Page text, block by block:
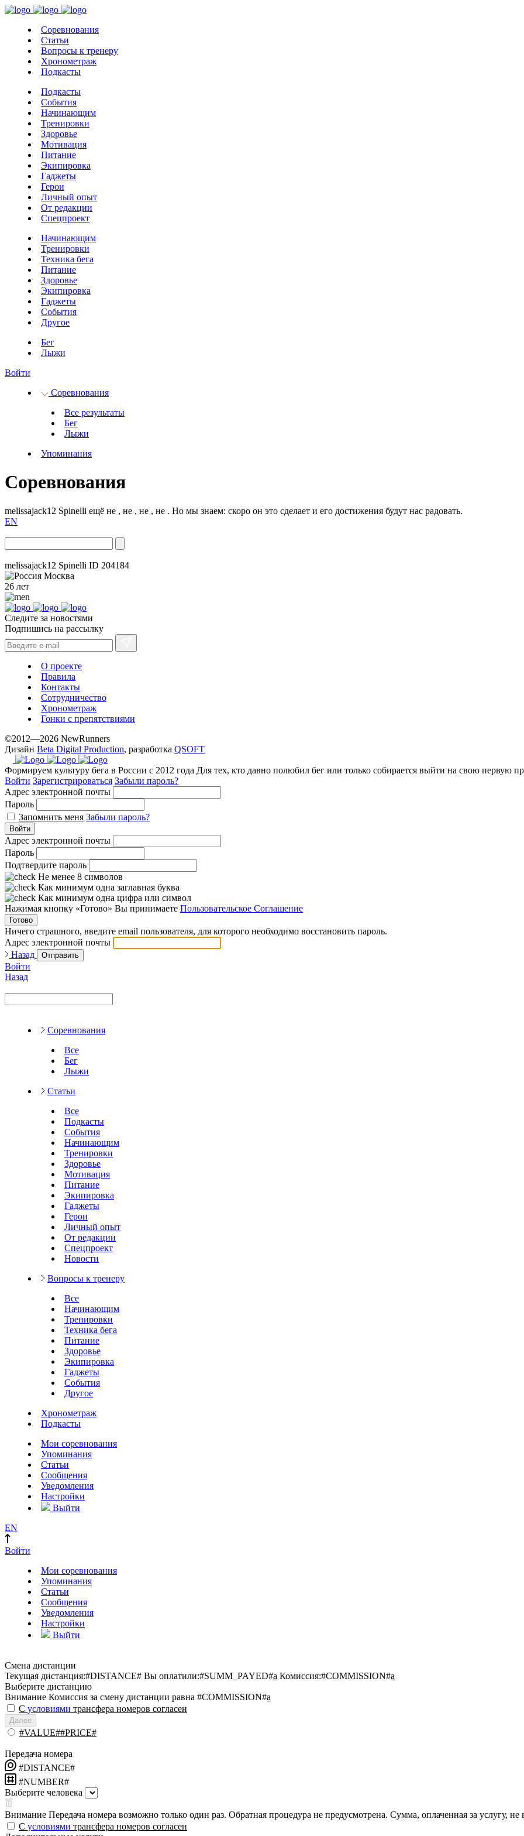
Соревнования
Статьи
Вопросы к тренеру
Хронометраж
Подкасты
Подкасты
События
Начинающим
Тренировки
Здоровье
Мотивация
Питание
Экипировка
Гаджеты
Герои
Личный опыт
От редакции
Спецпроект
Начинающим
Тренировки
Техника бега
Питание
Здоровье
Экипировка
Гаджеты
События
Другое
Бег
Лыжи
Войти
Соревнования
Все результаты
Бег
Лыжи
Упоминания
Соревнования
melissajack12 Spinelli ещё не , не , не , не . Но мы знаем: скоро он это сделает и его достижения будут нас радовать.
EN
melissajack12 Spinelli ID 204184
Москва
26 лет
Следите за новостями
Подпишись на рассылку
О проекте
Правила
Контакты
Сотрудничество
Хронометраж
Гонки с препятствиями
©2012—2026 NewRunners
Дизайн Beta Digital Production, разработка QSOFT
Формируем культуру бега в России с 2012 года Для тех, кто давно полюбил бег или только собирается выйти на свою первую
Войти Зарегистрироваться Забыли пароль?
Адрес электронной почты
Пароль
Запомнить меня Забыли пароль?
Войти
Адрес электронной почты
Пароль
Подтвердите пароль
Не менее 8 символов
Как минимум одна заглавная буква
Как минимум одна цифра или символ
Нажимая кнопку «Готово» Вы принимаете Пользовательское Соглашение
Готово
Ничего страшного, введите email пользователя, для которого необходимо восстановить пароль.
Адрес электронной почты
Назад
Отправить
Войти
Назад
Соревнования
Все
Бег
Лыжи
Статьи
Все
Подкасты
События
Начинающим
Тренировки
Здоровье
Мотивация
Питание
Экипировка
Гаджеты
Герои
Личный опыт
От редакции
Спецпроект
Новости
Вопросы к тренеру
Все
Начинающим
Тренировки
Техника бега
Питание
Здоровье
Экипировка
Гаджеты
События
Другое
Хронометраж
Подкасты
Мои соревнования
Упоминания
Статьи
Сообщения
Уведомления
Настройки
Выйти
EN
Войти
Мои соревнования
Упоминания
Статьи
Сообщения
Уведомления
Настройки
Выйти
Смена дистанции
Текущая дистанция:#DISTANCE# Вы оплатили:#SUMM_PAYED#a Комиссия:#COMMISSION#a
Выберите дистанцию
Внимание Комиссия за смену дистанции равна #COMMISSION#a
С условиями трансфера номеров согласен
Далее
#VALUE##PRICE#
Передача номера
#DISTANCE#
#NUMBER#
Выберите человека
Внимание Передача номера возможно только один раз. Обратная процедура не предусмотрена. Сумма, оплаченная за услугу, не
С условиями трансфера номеров согласен